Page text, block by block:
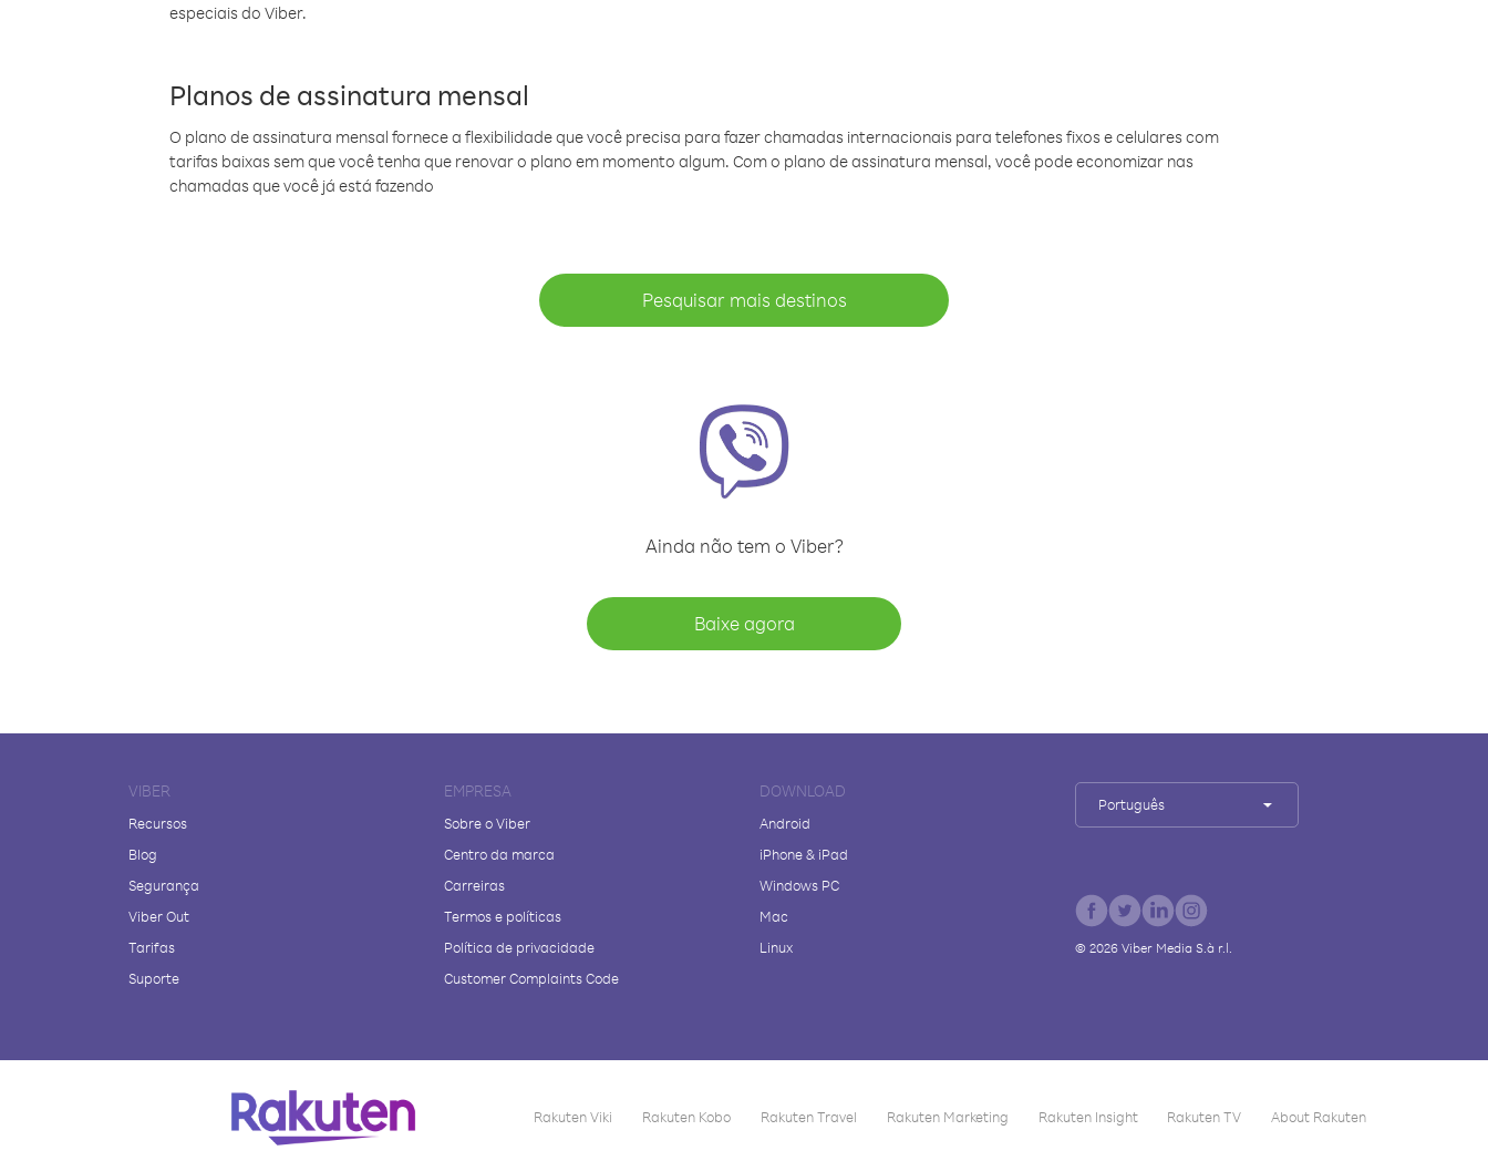
especiais do Viber.
Planos de assinatura mensal
O plano de assinatura mensal fornece a flexibilidade que você precisa para fazer chamadas internacionais para telefones fixos e celulares com
tarifas baixas sem que você tenha que renovar o plano em momento algum. Com o plano de assinatura mensal, você pode economizar nas
chamadas que você já está fazendo
Pesquisar mais destinos
Ainda não tem o Viber?
Baixe agora
VIBER
Recursos
Blog
Segurança
Viber Out
Tarifas
Suporte
EMPRESA
Sobre o Viber
Centro da marca
Carreiras
Termos e políticas
Política de privacidade
Customer Complaints Code
DOWNLOAD
Android
iPhone & iPad
Windows PC
Mac
Linux
Português
© 2026 Viber Media S.à r.l.
Rakuten Viki Rakuten Kobo Rakuten Travel Rakuten Marketing Rakuten Insight Rakuten TV About Rakuten